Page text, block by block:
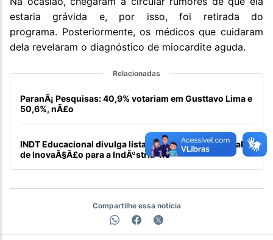
estaria grávida e, por isso, foi retirada do
programa. Posteriormente, os médicos que cuidaram
dela revelaram o diagnóstico de miocardite aguda.
Relacionadas
ParanÃ¡ Pesquisas: 40,9% votariam em Gusttavo Lima e
50,6%, nÃ£o
INDT Educacional divulga lista de aprovados no edital
de InovaÃ§Ã£o para a IndÃºstria 4.0
Compartilhe essa notícia